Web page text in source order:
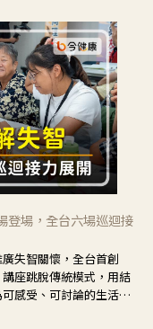
場，全台六場巡迴接
失智關懷，全台首創
座跳脫傳統模式，用結
感受、可討論的生活情